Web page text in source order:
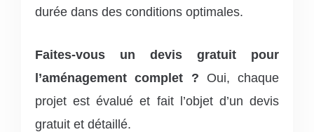
durée dans des conditions optimales.
Faites-vous un devis gratuit pour
l’aménagement complet ? Oui, chaque
projet est évalué et fait l’objet d’un devis
gratuit et détaillé.